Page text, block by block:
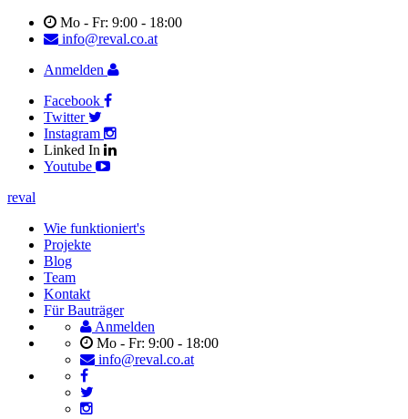
Mo - Fr: 9:00 - 18:00
info@reval.co.at
Anmelden
Facebook
Twitter
Instagram
Linked In
Youtube
reval
Wie funktioniert's
Projekte
Blog
Team
Kontakt
Für Bauträger
Anmelden
Mo - Fr: 9:00 - 18:00
info@reval.co.at